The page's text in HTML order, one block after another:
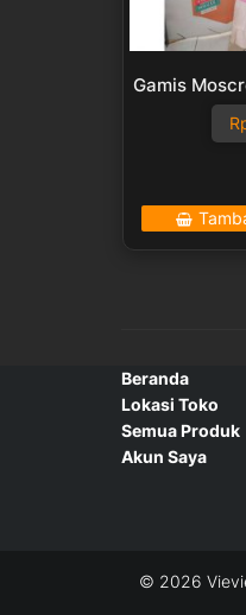
Gamis
Beranda
Lokasi Toko
Semua Produk
Akun Saya
© 2026